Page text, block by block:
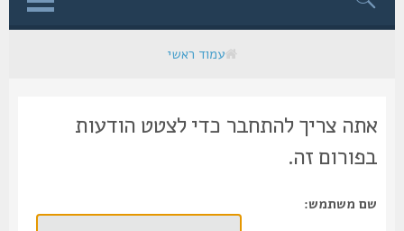
עמוד ראשי
אתה צריך להתחבר כדי לצטט הודעות
בפורום זה.
שם משתמש: